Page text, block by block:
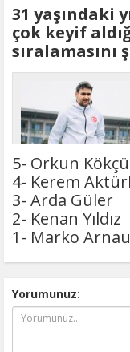
31 yaşındaki
çok keyif
sıralamasını
5- Orkun Kökçü
4- Kerem
3- Arda Güler
2- Kenan Yıldız
1- Marko
Yorumunuz: